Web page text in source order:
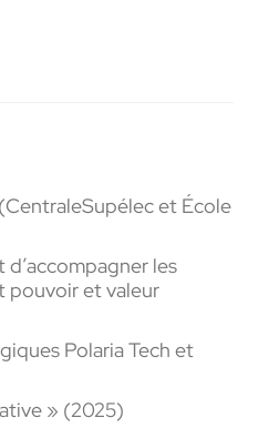
et École
les
pouvoir et valeur
Polaria Tech et
» (2025)